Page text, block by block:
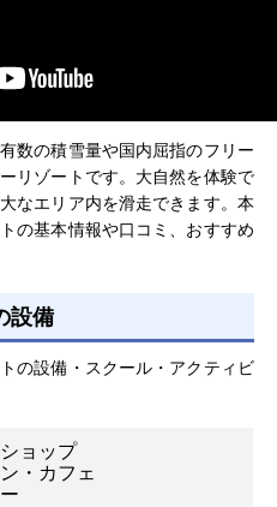
数の積雪量や国内屈指のフリー
リゾートです。大自然を体験で
なエリア内を滑走できます。本
の基本情報や口コミ、おすすめ
設備
の設備・スクール・アクティビ
ョップ
・カフェ